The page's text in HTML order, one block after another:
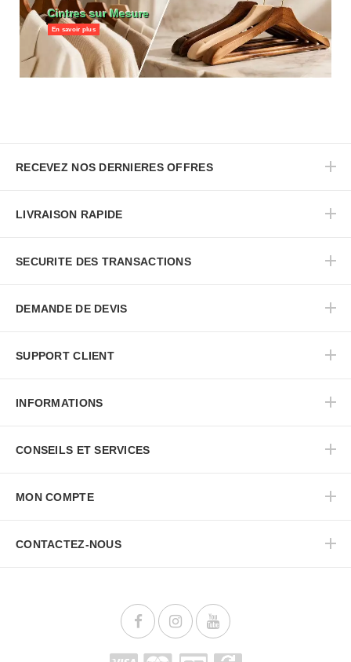
Cintres sur Mesure
En savoir plus
RECEVEZ NOS DERNIERES OFFRES
LIVRAISON RAPIDE
SECURITE DES TRANSACTIONS
DEMANDE DE DEVIS
SUPPORT CLIENT
INFORMATIONS
CONSEILS ET SERVICES
MON COMPTE
CONTACTEZ-NOUS